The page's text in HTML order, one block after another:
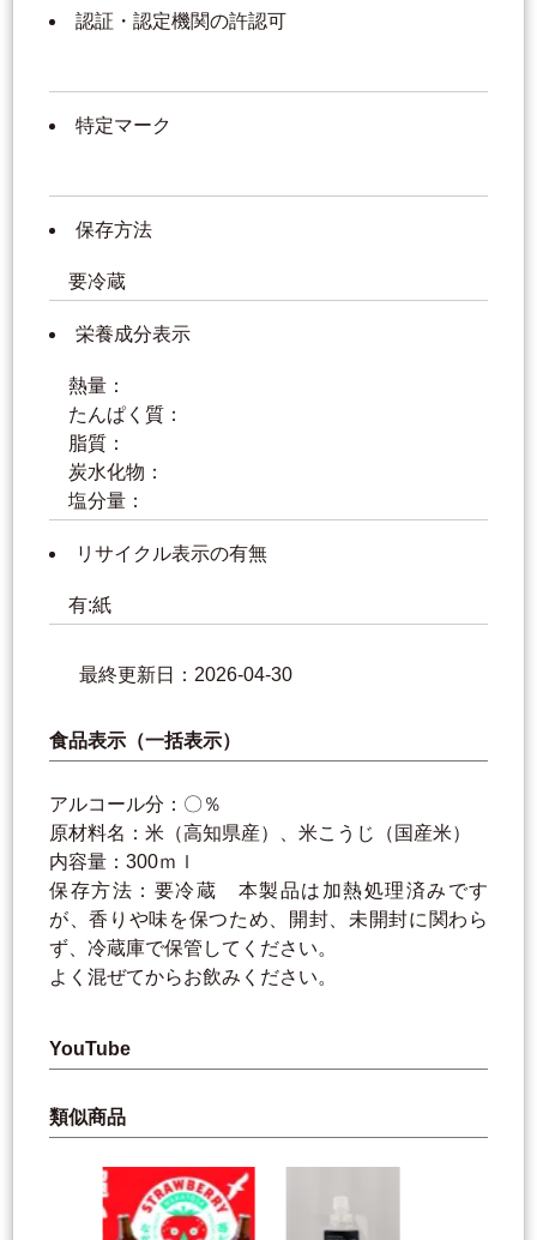
認証・認定機関の許認可
特定マーク
保存方法
要冷蔵
栄養成分表示
熱量：
たんぱく質：
脂質：
炭水化物：
塩分量：
リサイクル表示の有無
有:紙
最終更新日：2026-04-30
食品表示（一括表示）
アルコール分：〇％
原材料名：米（高知県産）、米こうじ（国産米）
内容量：300ｍｌ
保存方法：要冷蔵 本製品は加熱処理済みです
が、香りや味を保つため、開封、未開封に関わら
ず、冷蔵庫で保管してください。
よく混ぜてからお飲みください。
YouTube
類似商品